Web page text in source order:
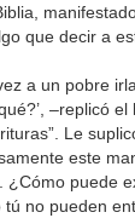
que decir a
a un pobre
–replicó
Le
este
puede
no pueden